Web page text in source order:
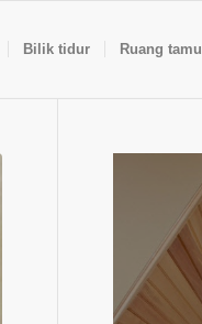
Bilik tidur Ruang tamu